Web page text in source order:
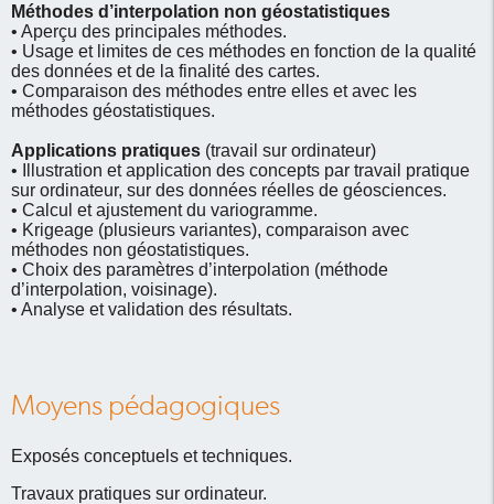
Méthodes d’interpolation non géostatistiques
• Aperçu des principales méthodes.
• Usage et limites de ces méthodes en fonction de la qualité
des données et de la finalité des cartes.
• Comparaison des méthodes entre elles et avec les
méthodes géostatistiques.
Applications pratiques (travail sur ordinateur)
• Illustration et application des concepts par travail pratique
sur ordinateur, sur des données réelles de géosciences.
• Calcul et ajustement du variogramme.
• Krigeage (plusieurs variantes), comparaison avec
méthodes non géostatistiques.
• Choix des paramètres d’interpolation (méthode
d’interpolation, voisinage).
• Analyse et validation des résultats.
Moyens pédagogiques
Exposés conceptuels et techniques.
Travaux pratiques sur ordinateur.